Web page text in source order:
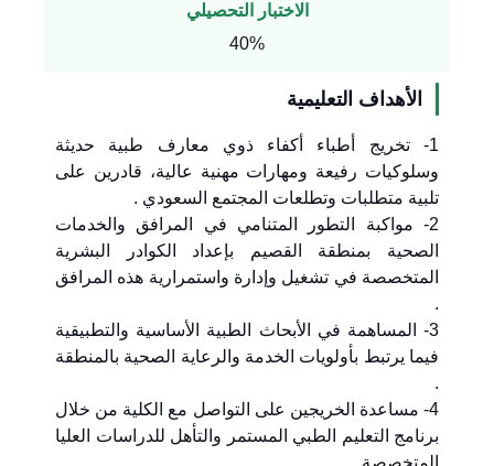
الاختبار التحصيلي
40%
الأهداف التعليمية
1- تخريج أطباء أكفاء ذوي معارف طبية حديثة
وسلوكيات رفيعة ومهارات مهنية عالية، قادرين على
تلبية متطلبات وتطلعات المجتمع السعودي .
2- مواكبة التطور المتنامي في المرافق والخدمات
الصحية بمنطقة القصيم بإعداد الكوادر البشرية
المتخصصة في تشغيل وإدارة واستمرارية هذه المرافق
.
3- المساهمة في الأبحاث الطبية الأساسية والتطبيقية
فيما يرتبط بأولويات الخدمة والرعاية الصحية بالمنطقة
.
4- مساعدة الخريجين على التواصل مع الكلية من خلال
برنامج التعليم الطبي المستمر والتأهل للدراسات العليا
المتخصصة .